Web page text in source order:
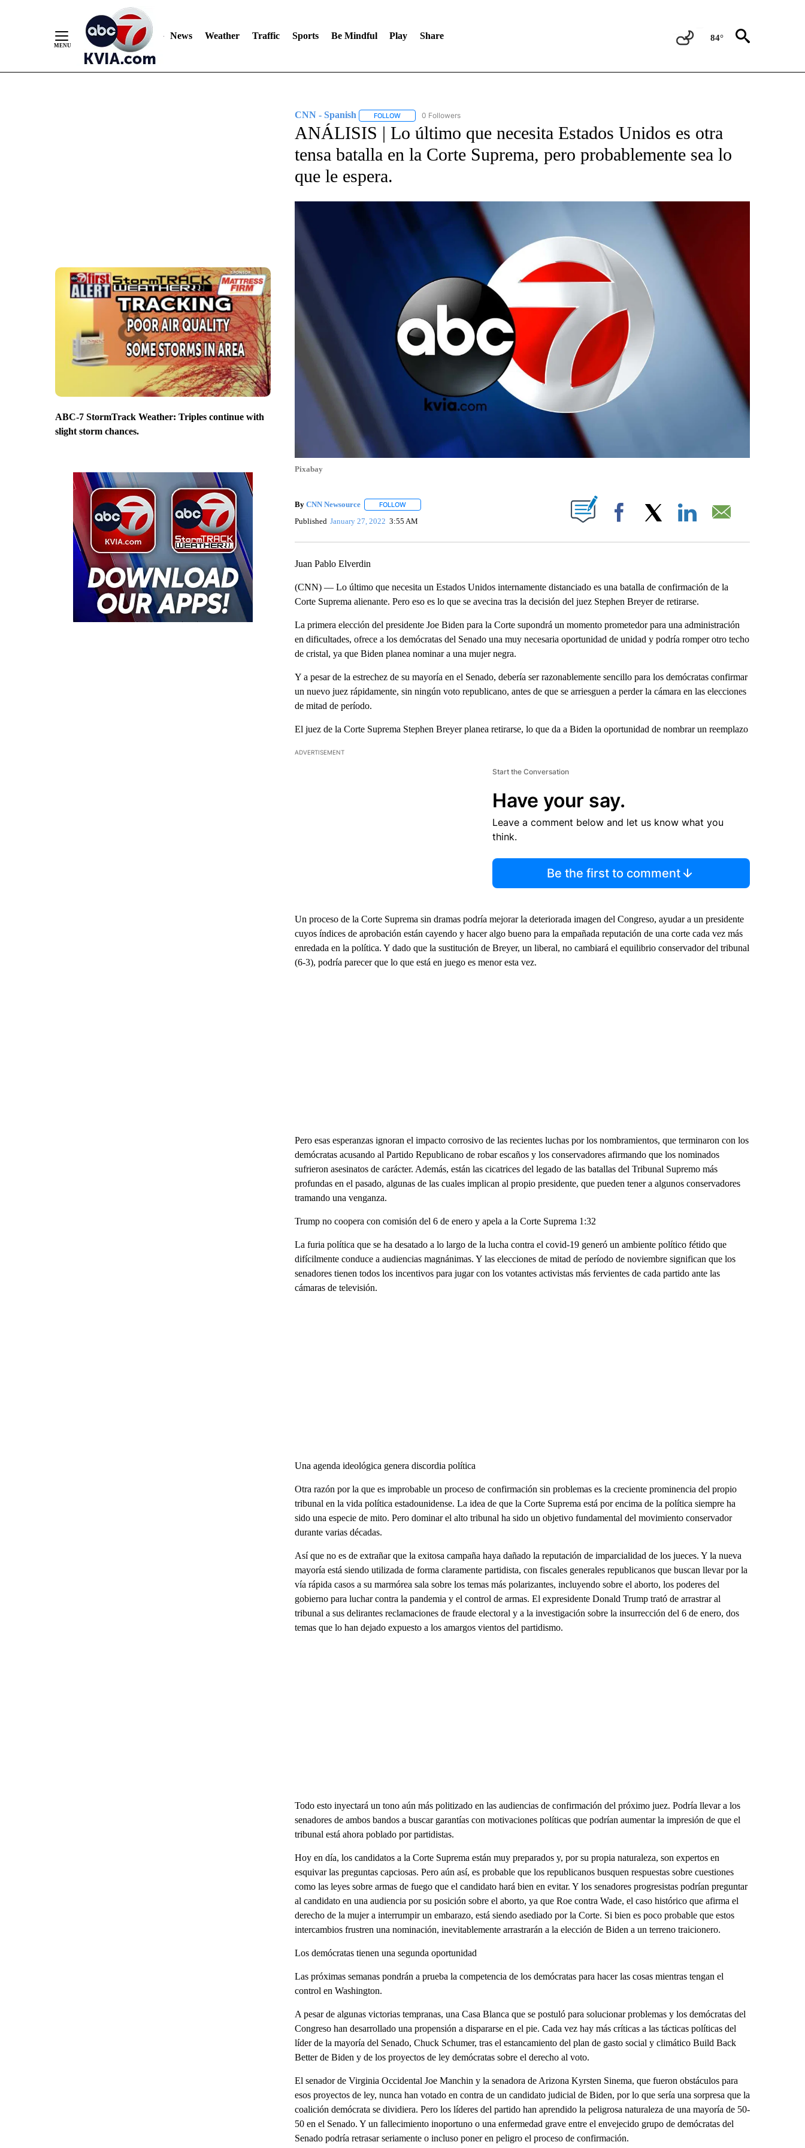
News Weather Traffic Sports Be Mindful Play Share 84°
ABC-7 StormTrack Weather: Triples continue with
slight storm chances.
CNN - Spanish FOLLOWFOLLOW "CNN - SPANISH" TO RECEIVE NOTIFICATIONS ABOUT NEW PAGES ON "CNN - SPANISH".
0 Followers
ANÁLISIS | Lo último que necesita Estados Unidos es otra
tensa batalla en la Corte Suprema, pero probablemente sea lo
que le espera.
Pixabay
By CNN Newsource FOLLOWFOLLOW "" TO RECEIVE NOTIFICATIONS ABOUT NEW PAGES ON "".
Published January 27, 2022 3:55 AM Facebook
Juan Pablo Elverdin
(CNN) — Lo último que necesita un Estados Unidos internamente distanciado es una batalla de confirmación de la
Corte Suprema alienante. Pero eso es lo que se avecina tras la decisión del juez Stephen Breyer de retirarse.
La primera elección del presidente Joe Biden para la Corte supondrá un momento prometedor para una administración
en dificultades, ofrece a los demócratas del Senado una muy necesaria oportunidad de unidad y podría romper otro techo
de cristal, ya que Biden planea nominar a una mujer negra.
Y a pesar de la estrechez de su mayoría en el Senado, debería ser razonablemente sencillo para los demócratas confirmar
un nuevo juez rápidamente, sin ningún voto republicano, antes de que se arriesguen a perder la cámara en las elecciones
de mitad de período.
El juez de la Corte Suprema Stephen Breyer planea retirarse, lo que da a Biden la oportunidad de nombrar un reemplazo
ADVERTISEMENT
Start the Conversation
Have your say.
Leave a comment below and let us know what you
think.
Be the first to comment
Un proceso de la Corte Suprema sin dramas podría mejorar la deteriorada imagen del Congreso, ayudar a un presidente
cuyos índices de aprobación están cayendo y hacer algo bueno para la empañada reputación de una corte cada vez más
enredada en la política. Y dado que la sustitución de Breyer, un liberal, no cambiará el equilibrio conservador del tribunal
(6-3), podría parecer que lo que está en juego es menor esta vez.
Pero esas esperanzas ignoran el impacto corrosivo de las recientes luchas por los nombramientos, que terminaron con los
demócratas acusando al Partido Republicano de robar escaños y los conservadores afirmando que los nominados
sufrieron asesinatos de carácter. Además, están las cicatrices del legado de las batallas del Tribunal Supremo más
profundas en el pasado, algunas de las cuales implican al propio presidente, que pueden tener a algunos conservadores
tramando una venganza.
Trump no coopera con comisión del 6 de enero y apela a la Corte Suprema 1:32
La furia política que se ha desatado a lo largo de la lucha contra el covid-19 generó un ambiente político fétido que
difícilmente conduce a audiencias magnánimas. Y las elecciones de mitad de período de noviembre significan que los
senadores tienen todos los incentivos para jugar con los votantes activistas más fervientes de cada partido ante las
cámaras de televisión.
Una agenda ideológica genera discordia política
Otra razón por la que es improbable un proceso de confirmación sin problemas es la creciente prominencia del propio
tribunal en la vida política estadounidense. La idea de que la Corte Suprema está por encima de la política siempre ha
sido una especie de mito. Pero dominar el alto tribunal ha sido un objetivo fundamental del movimiento conservador
durante varias décadas.
Así que no es de extrañar que la exitosa campaña haya dañado la reputación de imparcialidad de los jueces. Y la nueva
mayoría está siendo utilizada de forma claramente partidista, con fiscales generales republicanos que buscan llevar por la
vía rápida casos a su marmórea sala sobre los temas más polarizantes, incluyendo sobre el aborto, los poderes del
gobierno para luchar contra la pandemia y el control de armas. El expresidente Donald Trump trató de arrastrar al
tribunal a sus delirantes reclamaciones de fraude electoral y a la investigación sobre la insurrección del 6 de enero, dos
temas que lo han dejado expuesto a los amargos vientos del partidismo.
Todo esto inyectará un tono aún más politizado en las audiencias de confirmación del próximo juez. Podría llevar a los
senadores de ambos bandos a buscar garantías con motivaciones políticas que podrían aumentar la impresión de que el
tribunal está ahora poblado por partidistas.
Hoy en día, los candidatos a la Corte Suprema están muy preparados y, por su propia naturaleza, son expertos en
esquivar las preguntas capciosas. Pero aún así, es probable que los republicanos busquen respuestas sobre cuestiones
como las leyes sobre armas de fuego que el candidato hará bien en evitar. Y los senadores progresistas podrían preguntar
al candidato en una audiencia por su posición sobre el aborto, ya que Roe contra Wade, el caso histórico que afirma el
derecho de la mujer a interrumpir un embarazo, está siendo asediado por la Corte. Si bien es poco probable que estos
intercambios frustren una nominación, inevitablemente arrastrarán a la elección de Biden a un terreno traicionero.
Los demócratas tienen una segunda oportunidad
Las próximas semanas pondrán a prueba la competencia de los demócratas para hacer las cosas mientras tengan el
control en Washington.
A pesar de algunas victorias tempranas, una Casa Blanca que se postuló para solucionar problemas y los demócratas del
Congreso han desarrollado una propensión a dispararse en el pie. Cada vez hay más críticas a las tácticas políticas del
líder de la mayoría del Senado, Chuck Schumer, tras el estancamiento del plan de gasto social y climático Build Back
Better de Biden y de los proyectos de ley demócratas sobre el derecho al voto.
El senador de Virginia Occidental Joe Manchin y la senadora de Arizona Kyrsten Sinema, que fueron obstáculos para
esos proyectos de ley, nunca han votado en contra de un candidato judicial de Biden, por lo que sería una sorpresa que la
coalición demócrata se dividiera. Pero los líderes del partido han aprendido la peligrosa naturaleza de una mayoría de 50-
50 en el Senado. Y un fallecimiento inoportuno o una enfermedad grave entre el envejecido grupo de demócratas del
Senado podría retrasar seriamente o incluso poner en peligro el proceso de confirmación.